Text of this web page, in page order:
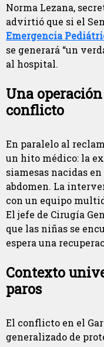
Norma Lezana,
advirtió que si el
Emergencia
se generará “un
al hospital.
Una
conflicto
En paralelo al
un hito médico: la
siamesas nacidas en
abdomen. La
con un equipo
El jefe de Cirugía
que las niñas se
espera una
Contexto
paros
El conflicto en el
generalizado de